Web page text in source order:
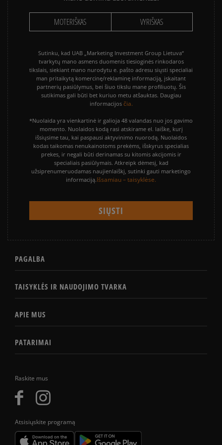
Raskite mus
Atsisiųskite programą
MOTERIŠKAS VYRIŠKAS
Sutinku, kad UAB „Marketing Investment Group Lietuva“
tvarkytų mano asmens duomenis tiesioginės rinkodaros
tikslais, siekiant mano nurodytu e. pašto adresu siųsti specialiai
man pritaikytą komercinę/reklaminę informaciją, įskaitant
partnerių pasiūlymus, bei šiuo tikslu mane profiliuotų. Šis
sutikimas gali būti bet kuriuo metu atšauktas. Daugiau
informacijos čia.
*Nuolaida yra vienkartinė ir galioja 48 valandas nuo jos gavimo
momento. Nuolaidos kodą rasi atskirame el. laiške, kurį
išsiųsime tau, kai paspausi aktyvinimo nuorodą. Nuolaidos
kodas taikomas nenukainotoms prekėms, išskyrus specialias
prekes, ir negali būti derinamas su kitomis akcijomis ir
specialiais pasiūlymais. Atkreipk dėmesį, kad
užsiprenumeruodamas naujienlaiškį, sutinki gauti marketingo
informaciją.Išsamiau – taisyklėse.
PAGALBA
TAISYKLĖS IR NAUDOJIMO TVARKA
APIE MUS
PATARIMAI